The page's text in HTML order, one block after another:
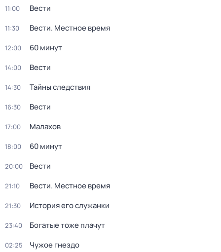
11:00 Вести
11:30 Вести. Местное время
12:00 60 минут
14:00 Вести
14:30 Тайны следствия
16:30 Вести
17:00 Малахов
18:00 60 минут
20:00 Вести
21:10 Вести. Местное время
21:30 История его служанки
23:40 Богатые тоже плачут
02:25 Чужое гнездо